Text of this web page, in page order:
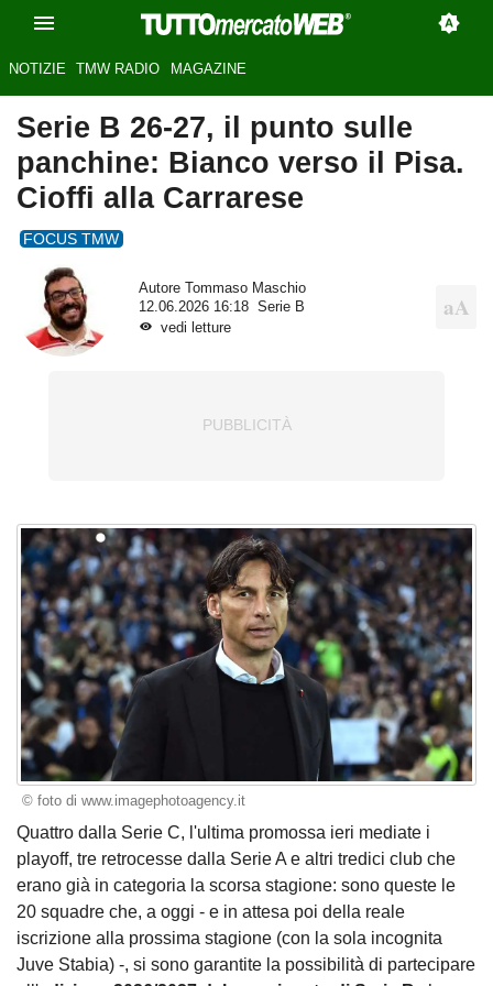
NOTIZIE TMW RADIO MAGAZINE
Serie B 26-27, il punto sulle
panchine: Bianco verso il Pisa.
Cioffi alla Carrarese
FOCUS TMW
Autore
Tommaso Maschio
12.06.2026 16:18
Serie B
vedi letture
© foto di www.imagephotoagency.it
Quattro dalla Serie C, l'ultima promossa ieri mediate i
playoff, tre retrocesse dalla Serie A e altri tredici club che
erano già in categoria la scorsa stagione: sono queste le
20 squadre che, a oggi - e in attesa poi della reale
iscrizione alla prossima stagione (con la sola incognita
Juve Stabia) -, si sono garantite la possibilità di partecipare